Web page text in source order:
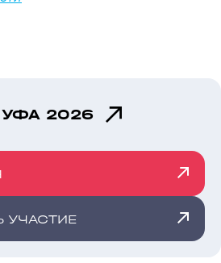
2026
УЧАСТИЕ